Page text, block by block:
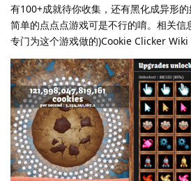
有100+成就待你收集，还有黑化成异形
简单的点点点游戏可是不行的唷。相关信
专门为这个游戏做的)Cookie Clicker Wiki